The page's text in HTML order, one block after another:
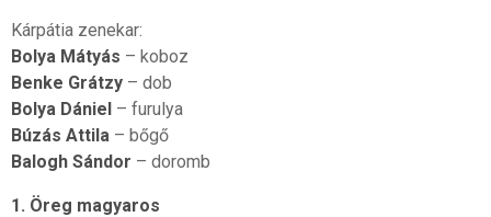
Kárpátia zenekar:
Bolya Mátyás – koboz
Benke Grátzy– dob
Bolya Dániel– furulya
Búzás Attila – bőgő
Balogh Sándor – doromb
1. Öreg magyaros